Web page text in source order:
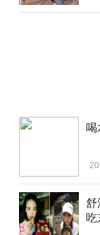
喝
舒
吃